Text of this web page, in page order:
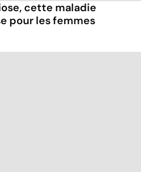
cette maladie
pour les femmes